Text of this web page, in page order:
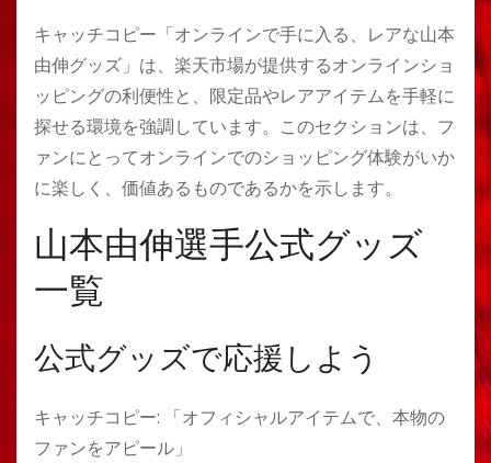
キャッチコピー「オンラインで手に入る、レアな山本
由伸グッズ」は、楽天市場が提供するオンラインショ
ッピングの利便性と、限定品やレアアイテムを手軽に
探せる環境を強調しています。このセクションは、フ
ァンにとってオンラインでのショッピング体験がいか
に楽しく、価値あるものであるかを示します。
山本由伸選手公式グッズ
一覧
公式グッズで応援しよう
キャッチコピー: 「オフィシャルアイテムで、本物の
ファンをアピール」